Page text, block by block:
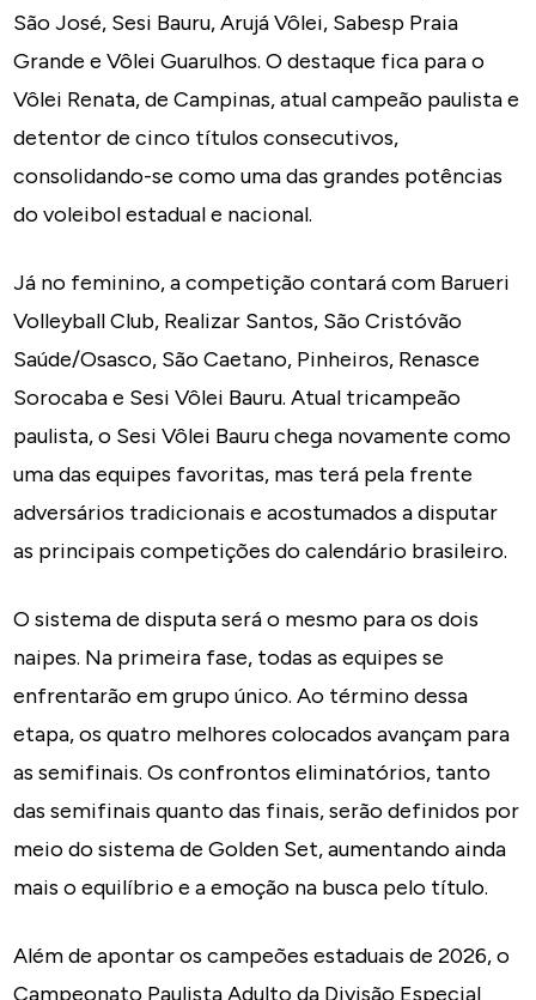
São José, Sesi Bauru, Arujá Vôlei, Sabesp Praia
Grande e Vôlei Guarulhos. O destaque fica para o
Vôlei Renata, de Campinas, atual campeão paulista e
detentor de cinco títulos consecutivos,
consolidando-se como uma das grandes potências
do voleibol estadual e nacional.
Já no feminino, a competição contará com Barueri
Volleyball Club, Realizar Santos, São Cristóvão
Saúde/Osasco, São Caetano, Pinheiros, Renasce
Sorocaba e Sesi Vôlei Bauru. Atual tricampeão
paulista, o Sesi Vôlei Bauru chega novamente como
uma das equipes favoritas, mas terá pela frente
adversários tradicionais e acostumados a disputar
as principais competições do calendário brasileiro.
O sistema de disputa será o mesmo para os dois
naipes. Na primeira fase, todas as equipes se
enfrentarão em grupo único. Ao término dessa
etapa, os quatro melhores colocados avançam para
as semifinais. Os confrontos eliminatórios, tanto
das semifinais quanto das finais, serão definidos por
meio do sistema de Golden Set, aumentando ainda
mais o equilíbrio e a emoção na busca pelo título.
Além de apontar os campeões estaduais de 2026, o
Campeonato Paulista Adulto da Divisão Especial